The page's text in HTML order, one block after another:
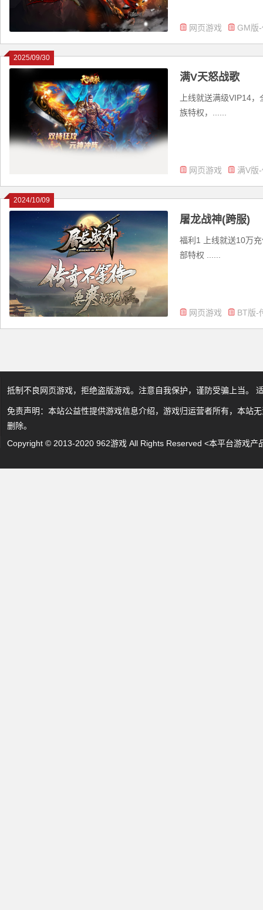
网页游戏 GM版
2025/09/30
满V天怒战歌
上线就送满级VIP14
族特权，......
网页游戏 满V版
2024/10/09
屠龙战神(跨服)
福利1 上线就送10万
部特权 ......
网页游戏 BT版-
抵制不良网页游戏，拒绝盗版游戏。注意自我保护，谨防受骗上当。
免责声明：本站公益性提供游戏信息介绍，游戏归运营者所有，本站
删除。
Copyright © 2013-2020 962游戏 All Rights Reserved <本平台游戏